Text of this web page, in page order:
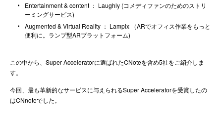
Entertainment & content ： Laughly (コメディファンのためのストリ
ーミングサービス)
Augmented & Virtual Reality ： Lampix （ARでオフィス作業をもっと
便利に。ランプ型ARプラットフォーム)
この中から、Super Acceleratorに選ばれたCNoteを含め5社をご紹介しま
す。
今回、最も革新的なサービスに与えられるSuper Acceleratorを受賞したの
はCNnoteでした。